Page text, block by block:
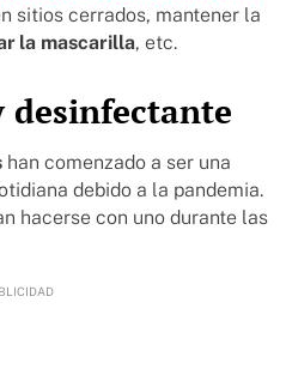
sitios cerrados, mantener la
la mascarilla, etc.
desinfectante
han comenzado a ser una
debido a la pandemia.
hacerse con uno durante las